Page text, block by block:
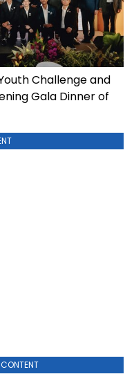
Challenge and
Gala Dinner of